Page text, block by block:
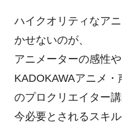
ハイクオリティなア
かせないのが、
アニメーターの感性
KADOKAWAアニメ
のプロクリエイター
今必要とされるスキ